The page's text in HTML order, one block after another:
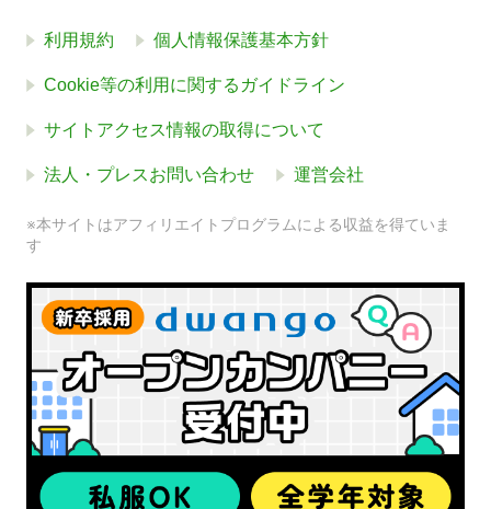
利用規約 個人情報保護基本方針
Cookie等の利用に関するガイドライン
サイトアクセス情報の取得について
法人・プレスお問い合わせ 運営会社
※本サイトはアフィリエイトプログラムによる収益を得ていま
す